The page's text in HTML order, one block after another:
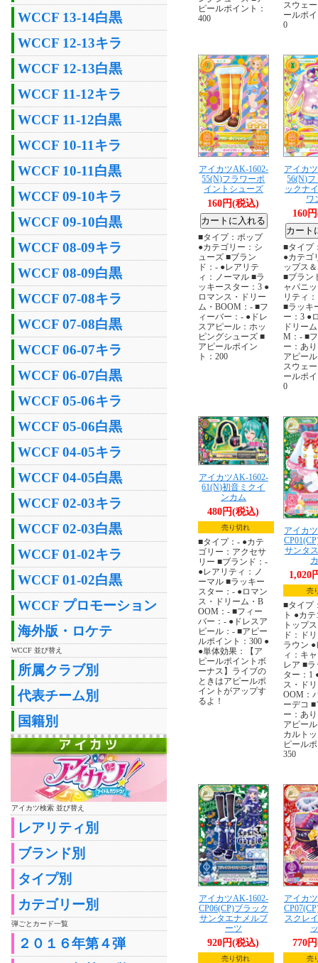
WCCF 13-14白黒
WCCF 12-13キラ
WCCF 12-13白黒
WCCF 11-12キラ
WCCF 11-12白黒
WCCF 10-11キラ
WCCF 10-11白黒
WCCF 09-10キラ
WCCF 09-10白黒
WCCF 08-09キラ
WCCF 08-09白黒
WCCF 07-08キラ
WCCF 07-08白黒
WCCF 06-07キラ
WCCF 06-07白黒
WCCF 05-06キラ
WCCF 05-06白黒
WCCF 04-05キラ
WCCF 04-05白黒
WCCF 02-03キラ
WCCF 02-03白黒
WCCF 01-02キラ
WCCF 01-02白黒
WCCF プロモーション
海外版・ロケテ
WCCF 並び替え
所属クラブ別
代表チーム別
国籍別
アイカツ検索 並び替え
レアリティ別
ブランド別
タイプ別
カテゴリー別
弾ごとカード一覧
２０１６年第４弾
ピールポイント：
400
スウェ
ールポ
0
アイカツAK-1602-
55(N)フラワーポ
イントシューズ
160円(税込)
■タイプ：ポップ
●カテゴリー：シ
ューズ ■ブラン
ド：- ●レアリテ
ィ：ノーマル ■ラ
ッキースター：3 ●
ロマンス・ドリー
ム・BOOM：- ■フ
ィーバー：- ●ドレ
スアピール：ホッ
ピングシューズ ■
アピールポイン
ト：200
アイカ
56(N)
ックナ
ワ
160
■タイプ
●カテゴ
ップス
■ブラン
ャパニ
リティ
■ラッキ
ー：3 ●
ドリー
M：- ■
ー：あ
アピー
スウェ
ールポ
0
アイカツAK-1602-
61(N)初音ミクイ
ンカム
480円(税込)
売り切れ
■タイプ：- ●カテ
ゴリー：アクセサ
リー ■ブランド：-
●レアリティ：ノ
ーマル ■ラッキー
スター：- ●ロマン
ス・ドリーム・B
OOM：- ■フィー
バー：- ●ドレスア
ピール：- ■アピー
ルポイント：300 ●
●単体効果：【ア
ピールポイントボ
ーナス】ライブの
ときはアピールポ
イントがアップす
るよ！
アイカ
サンタ
1,020
売
■タイプ
ト ●カ
トップ
ド：ド
ラウン
ィ：キ
レア ■
ター：1
ス・ド
OOM：
ーデコ
ー：あ
アピー
カルト
ピール
350
アイカツAK-1602-
CP06(CP)ブラック
サンタエナメルブ
ーツ
920円(税込)
売り切れ
アイカ
スクレ
770
売